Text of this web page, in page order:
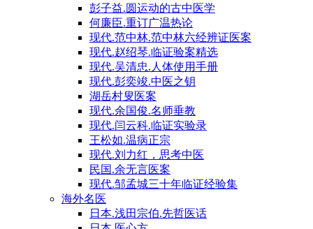
彭子益.圆运动的古中医学
何廉臣.重订广温热论
现代.范中林.范中林六经辨证医案
现代.赵绍琴.临证验案精选
现代.吴清忠.人体使用手册
现代.彭奕竣.中医之钥
湖岳村叟医案
现代.余国俊.名师垂教
现代.闫云科.临证实验录
王松如.温病正宗
现代.刘力红，思考中医
民国.余无言医案
现代.邹孟城三十年临证经验集
海外名医
日本.浅田宗伯.先哲医话